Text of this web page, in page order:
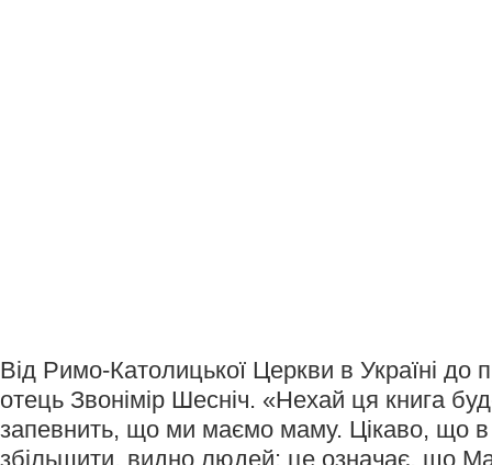
Від Римо-Католицької Церкви в Україні до
отець Звонімір Шесніч. «Нехай ця книга
запевнить, що ми маємо маму. Цікаво, що в
збільшити, видно людей: це означає, що